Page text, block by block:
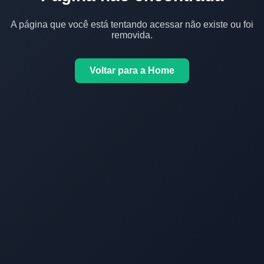
A página que você está tentando acessar não existe ou foi
removida.
Voltar para a Home